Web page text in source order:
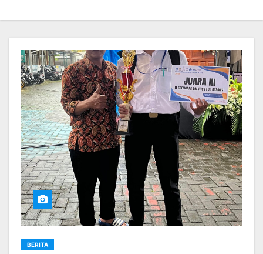
BERITA